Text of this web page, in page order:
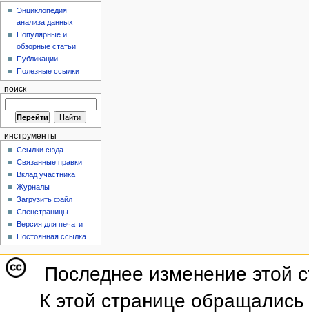
Энциклопедия
анализа данных
Популярные и
обзорные статьи
Публикации
Полезные ссылки
поиск
инструменты
Ссылки сюда
Связанные правки
Вклад участника
Журналы
Загрузить файл
Спецстраницы
Версия для печати
Постоянная ссылка
Последнее изменение этой
К этой странице